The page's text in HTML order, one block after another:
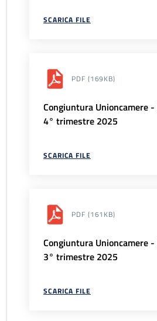
SCARICA FILE
PDF (169KB)
Congiuntura Unioncamere
4° trimestre 2025
SCARICA FILE
PDF (161KB)
Congiuntura Unioncamere
3° trimestre 2025
SCARICA FILE